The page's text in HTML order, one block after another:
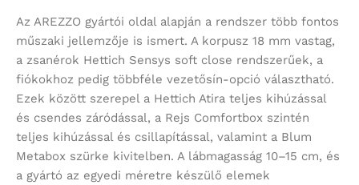
Az AREZZO gyártói oldal alapján a rendszer több fontos
műszaki jellemzője is ismert. A korpusz 18 mm vastag,
a zsanérok Hettich Sensys soft close rendszerűek, a
fiókokhoz pedig többféle vezetősín-opció választható.
Ezek között szerepel a Hettich Atira teljes kihúzással
és csendes záródással, a Rejs Comfortbox szintén
teljes kihúzással és csillapítással, valamint a Blum
Metabox szürke kivitelben. A lábmagasság 10–15 cm, és
a gyártó az egyedi méretre készülő elemek